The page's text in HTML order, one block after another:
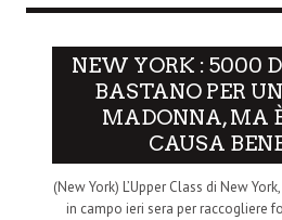
NEW YORK : 5000
BASTANO PER
MADONNA, MA
CAUSA
(New York) L’Upper Class di New
in campo ieri sera per raccogliere